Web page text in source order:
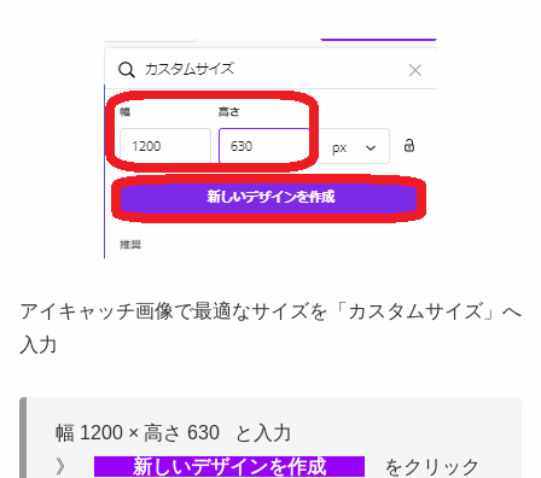
アイキャッチ画像で最適なサイズを「カスタムサイズ」へ
入力
幅 1200 × 高さ 630 と入力
》
新しいデザインを作成 をクリック